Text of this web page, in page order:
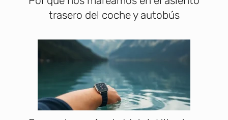
trasero del coche y autobús